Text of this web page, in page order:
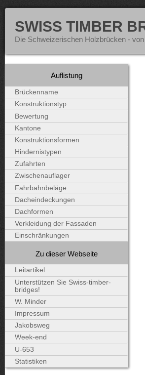
SWISS TIMBER
Die Schweizerischen Holzbrücken -
Auflistung
Brückenname
Konstruktionstyp
Bewertung
Kantone
Konstruktionsformen
Hindernistypen
Zufahrten
Zwischenauflager
Fahrbahnbeläge
Dacheindeckungen
Dachformen
Verkleidung der Fassaden
Einschränkungen
Zu dieser Webseite
Leitartikel
Unterstützen Sie Swiss-timber-
bridges!
W. Minder
Impressum
Jakobsweg
Week-end
U-653
Statistiken